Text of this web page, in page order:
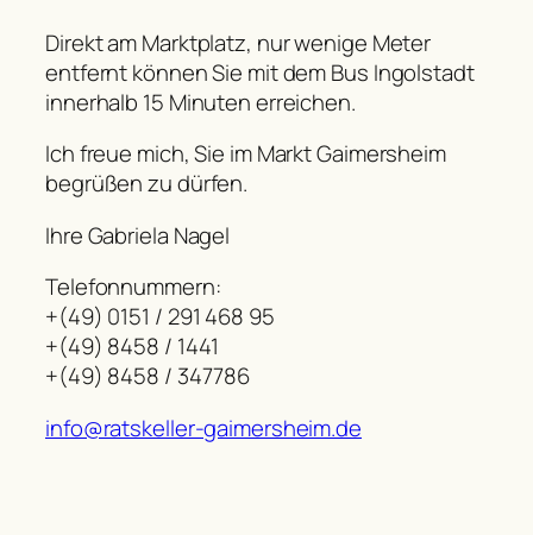
Direkt am Marktplatz, nur wenige Meter
entfernt können Sie mit dem Bus Ingolstadt
innerhalb 15 Minuten erreichen.
Ich freue mich, Sie im Markt Gaimersheim
begrüßen zu dürfen.
Ihre Gabriela Nagel
Telefonnummern:
+(49) 0151 / 291 468 95
+(49) 8458 / 1441
+(49) 8458 / 347786
info@ratskeller-gaimersheim.de